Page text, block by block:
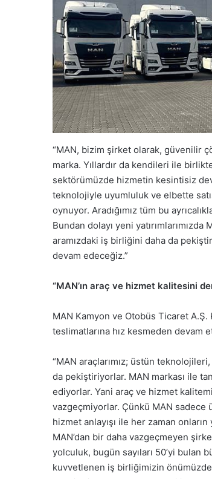
“MAN, bizim şirket olarak, güvenilir
marka. Yıllardır da kendileri ile
sektörümüzde hizmetin kesintisiz
teknolojiyle uyumluluk ve elbette
oynuyor. Aradığımız tüm bu
Bundan dolayı yeni
aramızdaki iş birliğini daha da
devam edeceğiz.”
“MAN’ın araç ve hizmet kalitesini
MAN Kamyon ve Otobüs Ticaret A.Ş.
teslimatlarına hız kesmeden
“MAN araçlarımız; üstün
da pekiştiriyorlar. MAN markası ile
ediyorlar. Yani araç ve hizmet
vazgeçmiyorlar. Çünkü MAN sadece
hizmet anlayışı ile her zaman
MAN’dan bir daha vazgeçmeyen
yolculuk, bugün sayıları 50’yi bulan
kuvvetlenen iş birliğimizin